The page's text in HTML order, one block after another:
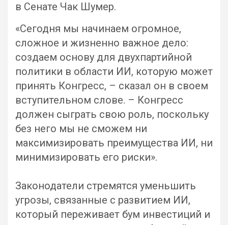
в Сенате Чак Шумер.
«Сегодня мы начинаем огромное,
сложное и жизненно важное дело:
создаем основу для двухпартийной
политики в области ИИ, которую может
принять Конгресс, – сказал он в своем
вступительном слове. – Конгресс
должен сыграть свою роль, поскольку
без него мы не сможем ни
максимизировать преимущества ИИ, ни
минимизировать его риски».
Законодатели стремятся уменьшить
угрозы, связанные с развитием ИИ,
который переживает бум инвестиций и